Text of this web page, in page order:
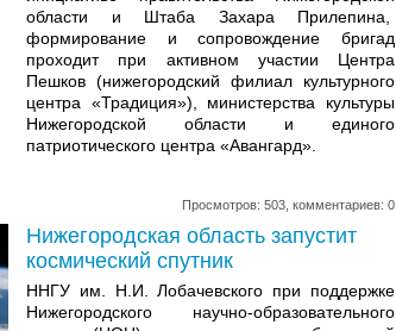
области и Штаба Захара Прилепина,
формирование и сопровождение бригад
проходит при активном участии Центра
Пешков (нижегородский филиал культурного
центра «Традиция»), министерства культуры
Нижегородской области и единого
патриотического центра «Авангард».
Просмотров: 503, комментариев: 0
Нижегородская область запустит
космический спутник
ННГУ им. Н.И. Лобачевского при поддержке
Нижегородского научно-образовательного